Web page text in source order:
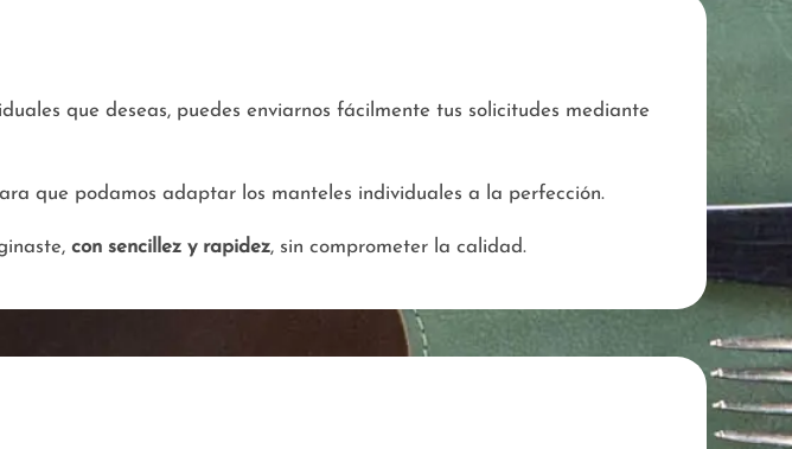
que deseas, puedes enviarnos fácilmente tus solicitudes mediante
que podamos adaptar los manteles individuales a la perfección.
con sencillez y rapidez, sin comprometer la calidad.